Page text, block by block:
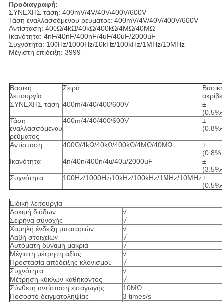
Προδιαγραφή:
ΣΥΝΕΧΗΣ τάση: 400mV/4V/40V/400V/600V
Τάση εναλλασσόμενου ρεύματος: 400mV/4V/40V/400V/600V
Αντίσταση: 400Ω/4kΩ/40kΩ/400kΩ/4MΩ/40MΩ
Ικανότητα: 4nF/40nF/400nF/4uF/40uF/2000uF
Συχνότητα: 100Hz/1000Hz/10kHz/100kHz/1MHz/10MHz
Μέγιστη επίδειξη: 3999
Βασική
λειτουργία
Σειρά
ΣΥΝΕΧΗΣ τάση 400m/4/40/400/600V
±
Τάση
εναλλασσόμενου
ρεύματος
400m/4/40/400/600V
±
Αντίσταση 400Ω/4kΩ/40kΩ/400kΩ/4MΩ/40MΩ
±
Ικανότητα
4n/40n/400n/4u/40u/2000uF
±
Συχνότητα
100Hz/1000Hz/10kHz/100kHz/1MHz/10MHz±
Ειδική λειτουργία
Δοκιμή διόδων
√
Σειρήνα συνοχής
√
Χαμηλή ένδειξη μπαταριών
√
Λαβή στοιχείων
√
Αυτόματη δύναμη μακριά
√
Μέγιστη μέτρηση αξίας
√
Προστασία απόδειξης κλονισμού
√
Συχνότητα
√
Μέτρηση κύκλων καθήκοντος
√
Σύνθετη αντίσταση εισαγωγής
10МΩ
Ποσοστό δειγματοληψίας
3 times/s